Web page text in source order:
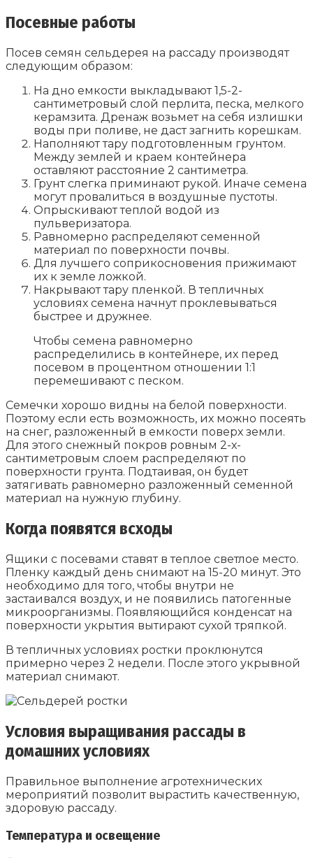
Посевные работы
Посев семян сельдерея на рассаду производят
следующим образом:
На дно емкости выкладывают 1,5-2-
сантиметровый слой перлита, песка, мелкого
керамзита. Дренаж возьмет на себя излишки
воды при поливе, не даст загнить корешкам.
Наполняют тару подготовленным грунтом.
Между землей и краем контейнера
оставляют расстояние 2 сантиметра.
Грунт слегка приминают рукой. Иначе семена
могут провалиться в воздушные пустоты.
Опрыскивают теплой водой из
пульверизатора.
Равномерно распределяют семенной
материал по поверхности почвы.
Для лучшего соприкосновения прижимают
их к земле ложкой.
Накрывают тару пленкой. В тепличных
условиях семена начнут проклевываться
быстрее и дружнее.
Чтобы семена равномерно
распределились в контейнере, их перед
посевом в процентном отношении 1:1
перемешивают с песком.
Семечки хорошо видны на белой поверхности.
Поэтому если есть возможность, их можно посеять
на снег, разложенный в емкости поверх земли.
Для этого снежный покров ровным 2-х-
сантиметровым слоем распределяют по
поверхности грунта. Подтаивая, он будет
затягивать равномерно разложенный семенной
материал на нужную глубину.
Когда появятся всходы
Ящики с посевами ставят в теплое светлое место.
Пленку каждый день снимают на 15-20 минут. Это
необходимо для того, чтобы внутри не
застаивался воздух, и не появились патогенные
микроорганизмы. Появляющийся конденсат на
поверхности укрытия вытирают сухой тряпкой.
В тепличных условиях ростки проклюнутся
примерно через 2 недели. После этого укрывной
материал снимают.
Условия выращивания рассады в
домашних условиях
Правильное выполнение агротехнических
мероприятий позволит вырастить качественную,
здоровую рассаду.
Температура и освещение